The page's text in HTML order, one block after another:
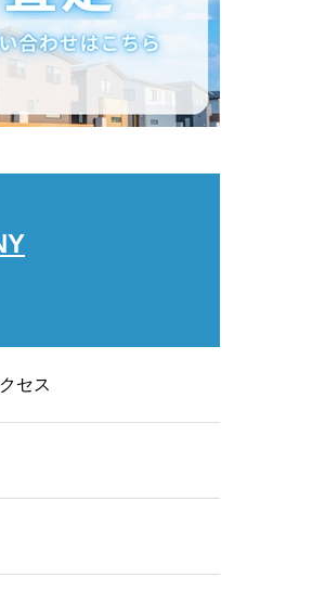
筆情報
その他サポート
相続・許認可・設計・
解体・測量・税務など
セス